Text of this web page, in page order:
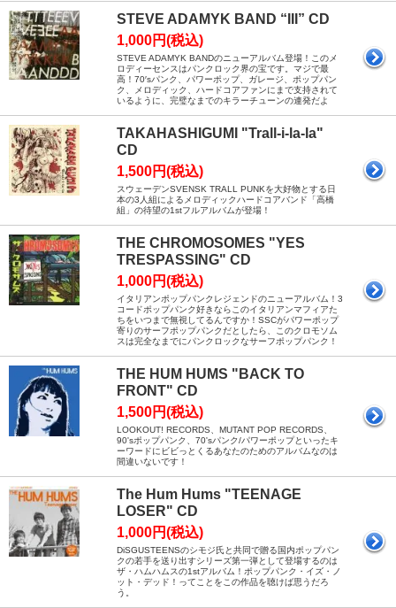
STEVE ADAMYK BAND “III” CD
1,000円(税込)
STEVE ADAMYK BANDのニューアルバム登場！このメ
ロディーセンスはパンクロック界の宝です。マジで最
高！70′sパンク、パワーポップ、ガレージ、ポップパン
ク、メロディック、ハードコアファンにまで支持されて
いるように、完璧なまでのキラーチューンの連発だよ
TAKAHASHIGUMI "Trall-i-la-la"
CD
1,500円(税込)
スウェーデンSVENSK TRALL PUNKを大好物とする日
本の3人組によるメロディックハードコアバンド「高橋
組」の待望の1stフルアルバムが登場！
THE CHROMOSOMES "YES
TRESPASSING" CD
1,000円(税込)
イタリアンポップパンクレジェンドのニューアルバム！3
コードポップパンク好きならこのイタリアンマフィアた
ちをいつまで無視してるんですか！SSCがパワーポップ
寄りのサーフポップパンクだとしたら、このクロモソム
スは完全なまでにパンクロックなサーフポップパンク！
THE HUM HUMS "BACK TO
FRONT" CD
1,500円(税込)
LOOKOUT! RECORDS、MUTANT POP RECORDS、
90'sポップパンク、70'sパンク/パワーポップといったキ
ーワードにビビっとくるあなたのためのアルバムなのは
間違いないです！
The Hum Hums "TEENAGE
LOSER" CD
1,000円(税込)
DiSGUSTEENSのシモジ氏と共同で贈る国内ポップパン
クの若手を送り出すシリーズ第一弾として登場するのは
ザ・ハムハムスの1stアルバム！ポップパンク・イズ・ノ
ット・デッド！ってことをこの作品を聴けば思うだろ
う。